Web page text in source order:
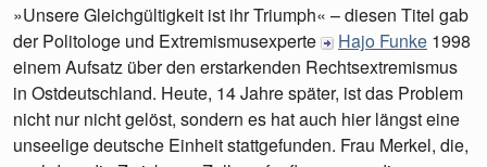
»Unsere Gleichgültigkeit ist ihr Triumph« – diesen Titel gab
der Politologe und Extremismusexperte
Hajo Funke 1998
einem Aufsatz über den erstarkenden Rechtsextremismus
in Ostdeutschland. Heute, 14 Jahre später, ist das Problem
nicht nur nicht gelöst, sondern es hat auch hier längst eine
unseelige deutsche Einheit stattgefunden. Frau Merkel, die,